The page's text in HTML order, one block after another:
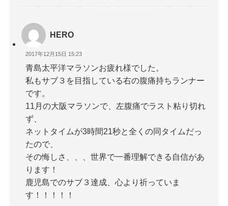
HERO
2017年12月15日 15:23
青島太平洋マラソンお疲れ様でした。
私もサブ３を目指している右の腹痛持ちランナー
です。
11月の大阪マラソンで、左腹痛でラスト粘り切れ
ず、
ネットタイムが3時間21秒と全くの同タイムだっ
たので、
その悔しさ、、、世界で一番理解できる自信があ
ります！
鹿児島でのサブ３達成、心より祈っていま
す！！！！！